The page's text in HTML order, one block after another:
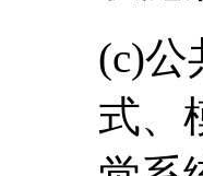
(c)公
式、